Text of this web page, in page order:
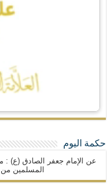
حكمة اليوم
عن الإمام جعفر الصادق (ع)
المسلمين